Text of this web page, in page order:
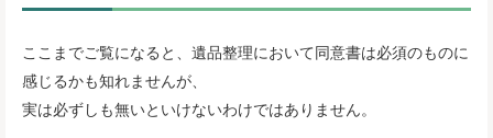
ここまでご覧になると、遺品整理において同意書は必須のものに
感じるかも知れませんが、
実は必ずしも無いといけないわけではありません。